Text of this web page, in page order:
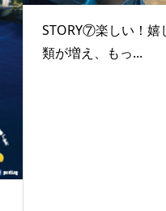
STORY⑦楽しい！嬉
類が増え、もっ...